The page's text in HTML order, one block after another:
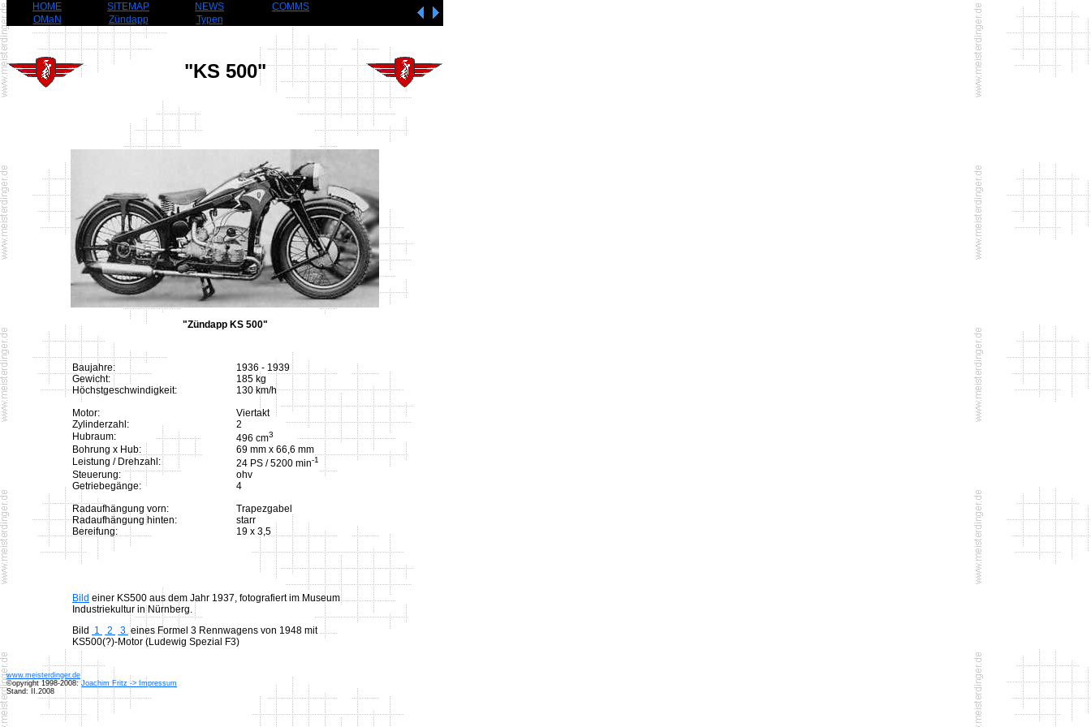
HOME SITEMAP NEWS
COMMS
OMaN
Zündapp Typen
"KS 500"
"Zündapp KS 500"
Baujahre:
1936 - 1939
Gewicht:
185 kg
Höchstgeschwindigkeit:
130 km/h
Motor:
Viertakt
Zylinderzahl:
2
Hubraum:
496 cm3
Bohrung x Hub:
69 mm x 66,6 mm
Leistung / Drehzahl:
24 PS / 5200 min-1
Steuerung:
ohv
Getriebegänge:
4
Radaufhängung vorn:
Trapezgabel
Radaufhängung hinten:
starr
Bereifung:
19 x 3,5
Bild einer KS500 aus dem Jahr 1937, fotografiert im Museum
Industriekultur in Nürnberg.
Bild
1 2 3eines Formel 3 Rennwagens von 1948 mit
KS500(?)-Motor (Ludewig Spezial F3)
www.meisterdinger.de
©opyright 1998-2008:Joachim Fritz -> Impressum
Stand: II.2008